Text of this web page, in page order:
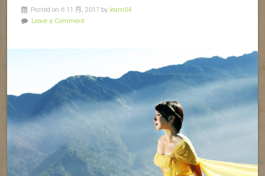
Posted on 6 11 月, 2017 by learn04
Leave a Comment